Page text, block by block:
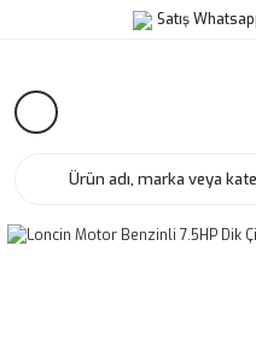
Satış